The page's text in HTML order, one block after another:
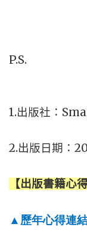
P.S.
1.出版社：
2.出版日期：
【出版書籍心
▲ 歷年心得連